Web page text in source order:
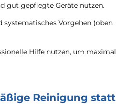
gut gepflegte Geräte nutzen.
systematisches Vorgehen (oben
Hilfe nutzen, um maximal
Reinigung statt